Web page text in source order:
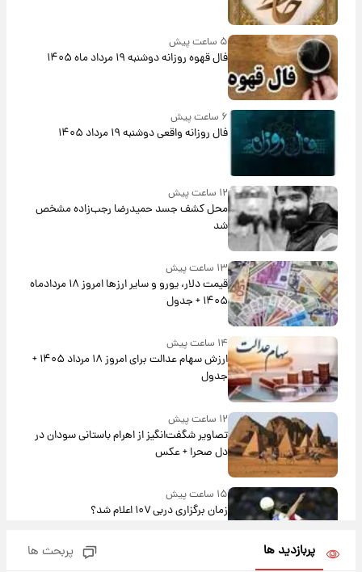
۵ ساعت پیش
فال قهوه روزانه دوشنبه ۱۹ مرداد ماه ۱۴۰۵
فال روزانه واقعی دوشنبه ۱۹ مرداد ۱۴۰۵
۱۲ ساعت پیش
محل کشف جسد حمیدرضا رجب‌زاده مشخص
شد
۱۳ ساعت پیش
قیمت دلار، یورو و سایر ارزها امروز ۱۸ مردادماه
۱۴۰۵ + جدول
۱۴ ساعت پیش
ارزش سهام عدالت برای امروز ۱۸ مرداد ۱۴۰۵ +
جدول
۱۲ ساعت پیش
تصاویر شگفت‌انگیز از اهرام باستانی سودان در
دل صحرا + عکس
۱۵ ساعت پیش
زمان برگزاری دربی ۱۰۷ اعلام شد؟
پربازدید ها پربحث ها